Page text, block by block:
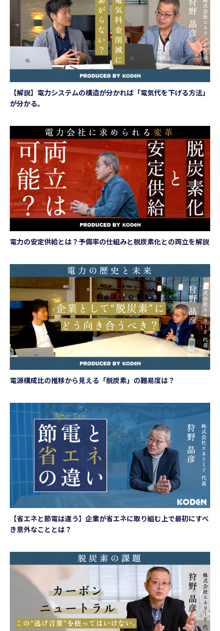
【解説】電力システムの構造が分かれば「電気代を下げる方法」
が分かる。
電力の安定供給とは？予備率の仕組みと脱炭素化との両立を解説
電源構成比の推移から見える「脱炭素」の難易度は？
【省エネと節電は違う】企業が省エネに取り組む上で最初にすべ
き意外なこととは？